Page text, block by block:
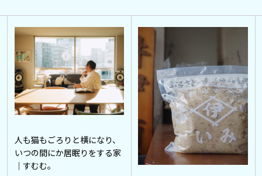
人も猫もごろりと横になり、
いつの間にか居眠りをする家
｜すむむ。